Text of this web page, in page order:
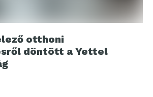
otthoni
döntött a Yettel